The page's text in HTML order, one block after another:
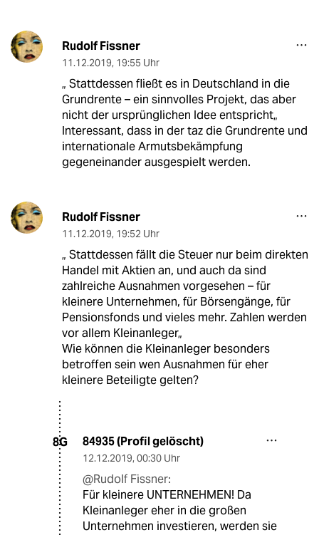
Rudolf Fissner
11.12.2019, 19:55 Uhr
„ Stattdessen fließt es in Deutschland in die
Grundrente – ein sinnvolles Projekt, das aber
nicht der ursprünglichen Idee entspricht„
Interessant, dass in der taz die Grundrente und
internationale Armutsbekämpfung
gegeneinander ausgespielt werden.
Rudolf Fissner
11.12.2019, 19:52 Uhr
„ Stattdessen fällt die Steuer nur beim direkten
Handel mit Aktien an, und auch da sind
zahlreiche Ausnahmen vorgesehen – für
kleinere Unternehmen, für Börsengänge, für
Pensionsfonds und vieles mehr. Zahlen werden
vor allem Kleinanleger„
Wie können die Kleinanleger besonders
betroffen sein wen Ausnahmen für eher
kleinere Beteiligte gelten?
8G 84935 (Profil gelöscht)
12.12.2019, 00:30 Uhr
@Rudolf Fissner:
Für kleinere UNTERNEHMEN! Da
Kleinanleger eher in die großen
Unternehmen investieren, werden sie